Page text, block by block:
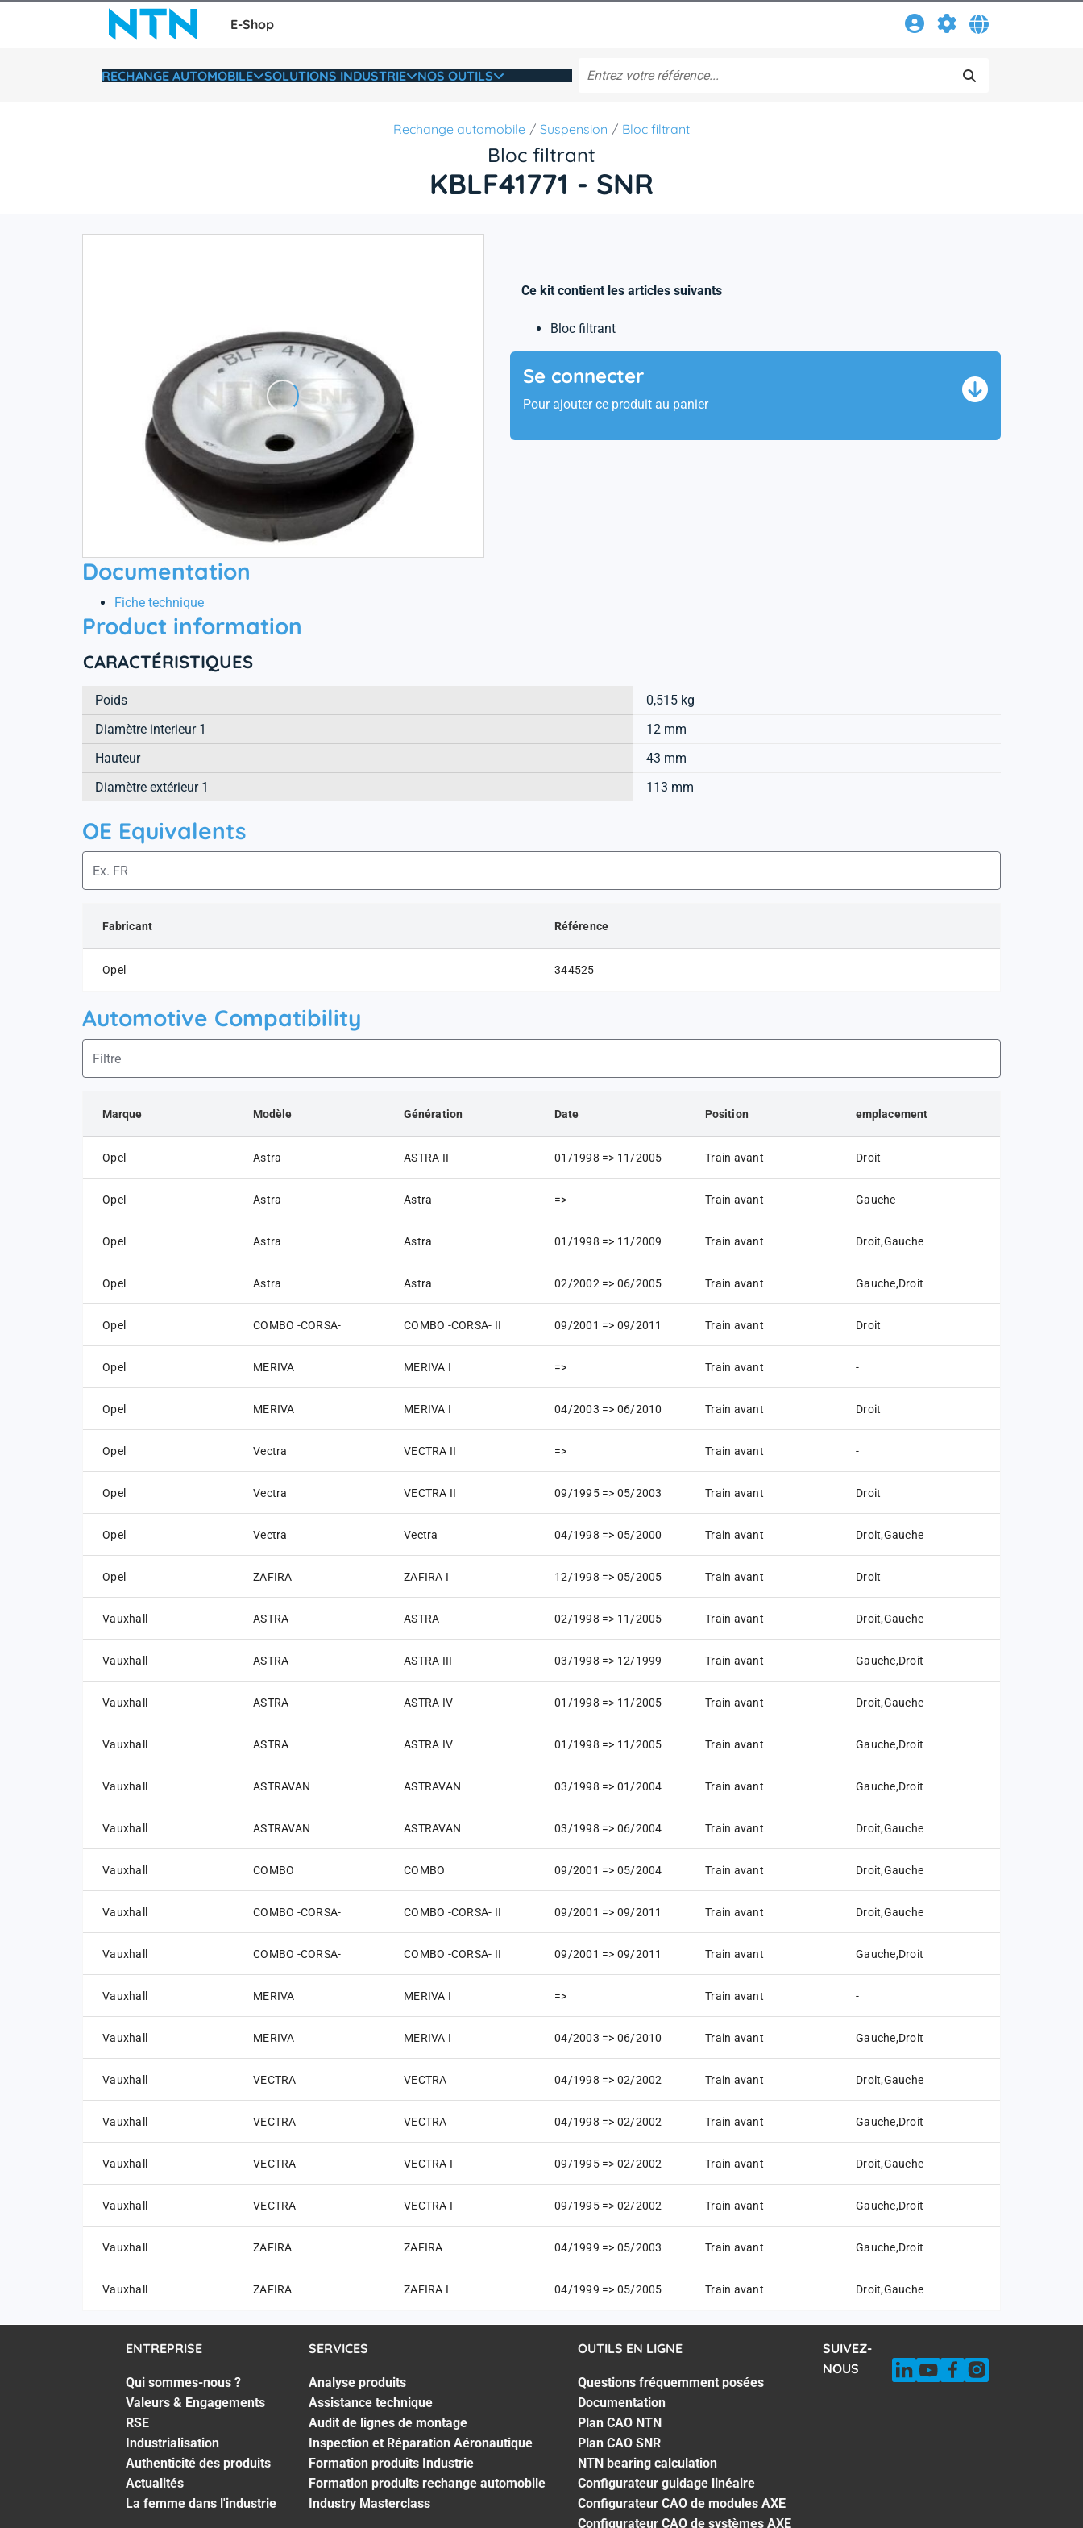
E-Shop
RECHANGE AUTOMOBILE SOLUTIONS INDUSTRIE NOS OUTILS
Rechange automobile Suspension Bloc filtrant
Bloc filtrant
KBLF41771 - SNR
Ce kit contient les articles suivants
Bloc filtrant
Se connecter
Pour ajouter ce produit au panier
Documentation
Fiche technique
Product information
CARACTÉRISTIQUES
Poids
0,515 kg
Diamètre interieur 1
12 mm
Hauteur
43 mm
Diamètre extérieur 1
113 mm
OE Equivalents
Fabricant Référence
Opel 344525
Automotive Compatibility
Marque Modèle Génération Date Position emplacement
Opel Astra ASTRA II 01/1998 => 11/2005 Train avant Droit
Opel Astra Astra => Train avant Gauche
Opel Astra Astra 01/1998 => 11/2009 Train avant Droit,Gauche
Opel Astra Astra 02/2002 => 06/2005 Train avant Gauche,Droit
Opel COMBO -CORSA- COMBO -CORSA- II 09/2001 => 09/2011 Train avant Droit
Opel MERIVA MERIVA I => Train avant -
Opel MERIVA MERIVA I 04/2003 => 06/2010 Train avant Droit
Opel Vectra VECTRA II => Train avant -
Opel Vectra VECTRA II 09/1995 => 05/2003 Train avant Droit
Opel Vectra Vectra 04/1998 => 05/2000 Train avant Droit,Gauche
Opel ZAFIRA ZAFIRA I 12/1998 => 05/2005 Train avant Droit
Vauxhall ASTRA ASTRA 02/1998 => 11/2005 Train avant Droit,Gauche
Vauxhall ASTRA ASTRA III 03/1998 => 12/1999 Train avant Gauche,Droit
Vauxhall ASTRA ASTRA IV 01/1998 => 11/2005 Train avant Droit,Gauche
Vauxhall ASTRA ASTRA IV 01/1998 => 11/2005 Train avant Gauche,Droit
Vauxhall ASTRAVAN ASTRAVAN 03/1998 => 01/2004 Train avant Gauche,Droit
Vauxhall ASTRAVAN ASTRAVAN 03/1998 => 06/2004 Train avant Droit,Gauche
Vauxhall COMBO COMBO 09/2001 => 05/2004 Train avant Droit,Gauche
Vauxhall COMBO -CORSA- COMBO -CORSA- II 09/2001 => 09/2011 Train avant Droit,Gauche
Vauxhall COMBO -CORSA- COMBO -CORSA- II 09/2001 => 09/2011 Train avant Gauche,Droit
Vauxhall MERIVA MERIVA I => Train avant -
Vauxhall MERIVA MERIVA I 04/2003 => 06/2010 Train avant Gauche,Droit
Vauxhall VECTRA VECTRA 04/1998 => 02/2002 Train avant Droit,Gauche
Vauxhall VECTRA VECTRA 04/1998 => 02/2002 Train avant Gauche,Droit
Vauxhall VECTRA VECTRA I 09/1995 => 02/2002 Train avant Droit,Gauche
Vauxhall VECTRA VECTRA I 09/1995 => 02/2002 Train avant Gauche,Droit
Vauxhall ZAFIRA ZAFIRA 04/1999 => 05/2003 Train avant Gauche,Droit
Vauxhall ZAFIRA ZAFIRA I 04/1999 => 05/2005 Train avant Droit,Gauche
ENTREPRISE
Qui sommes-nous ?
Valeurs & Engagements
RSE
Industrialisation
Authenticité des produits
Actualités
La femme dans l'industrie
SERVICES
Analyse produits
Assistance technique
Audit de lignes de montage
Inspection et Réparation Aéronautique
Formation produits Industrie
Formation produits rechange automobile
Industry Masterclass
OUTILS EN LIGNE
Questions fréquemment posées
Documentation
Plan CAO NTN
Plan CAO SNR
NTN bearing calculation
Configurateur guidage linéaire
Configurateur CAO de modules AXE
Configurateur CAO de systèmes AXE
SUIVEZ-
NOUS